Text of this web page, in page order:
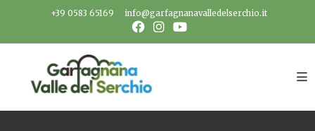
+39 0583 65169 info@garfagnanavalledelserchio.it